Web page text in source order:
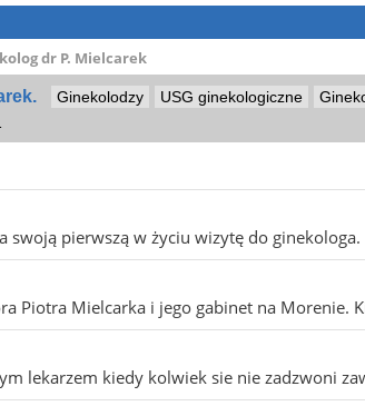
dr P. Mielcarek
Ginekolodzy USG ginekologiczne
swoją pierwszą w życiu wizytę do ginekologa.
Piotra Mielcarka i jego gabinet na Morenie.
lekarzem kiedy kolwiek sie nie zadzwoni